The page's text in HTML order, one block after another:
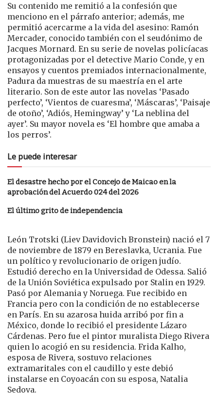
Su contenido me remitió a la confesión que
menciono en el párrafo anterior; además, me
permitió acercarme a la vida del asesino: Ramón
Mercader, conocido también con el seudónimo de
Jacques Mornard. En su serie de novelas policíacas
protagonizadas por el detective Mario Conde, y en
ensayos y cuentos premiados internacionalmente,
Padura da muestras de su maestría en el arte
literario. Son de este autor las novelas ‘Pasado
perfecto’, ‘Vientos de cuaresma’, ‘Máscaras’, ‘Paisaje
de otoño’, ‘Adiós, Hemingway’ y ‘La neblina del
ayer’. Su mayor novela es ‘El hombre que amaba a
los perros’.
Le puede interesar
El desastre hecho por el Concejo de Maicao en la
aprobación del Acuerdo 024 del 2026
El último grito de independencia
León Trotski (Liev Davidovich Bronstein) nació el 7
de noviembre de 1879 en Bereslavka, Ucrania. Fue
un político y revolucionario de origen judío.
Estudió derecho en la Universidad de Odessa. Salió
de la Unión Soviética expulsado por Stalin en 1929.
Pasó por Alemania y Noruega. Fue recibido en
Francia pero con la condición de no establecerse
en París. En su azarosa huida arribó por fin a
México, donde lo recibió el presidente Lázaro
Cárdenas. Pero fue el pintor muralista Diego Rivera
quien lo acogió en su residencia. Frida Kalho,
esposa de Rivera, sostuvo relaciones
extramaritales con el caudillo y este debió
instalarse en Coyoacán con su esposa, Natalia
Sedova.